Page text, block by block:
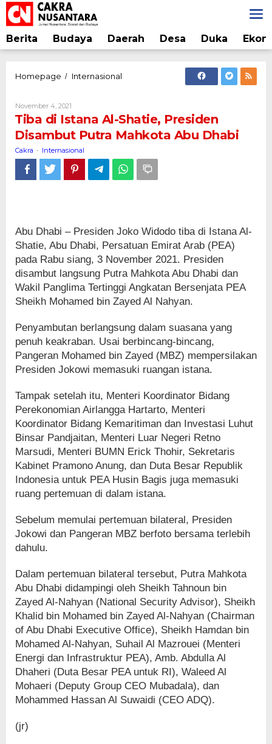
Lewati
ke
konten
Berita Budaya Daerah Desa Duka
Homepage / Internasional
Shatie,
Presiden
Putra
Mahkota
November 4, 2021
Cakra
Tiba di Istana Al-Shatie, Presiden
Disambut Putra Mahkota Abu Dhabi
Cakra - Internasional
Abu Dhabi – Presiden Joko Widodo tiba di Istana Al-
Shatie, Abu Dhabi, Persatuan Emirat Arab (PEA)
pada Rabu siang, 3 November 2021. Presiden
disambut langsung Putra Mahkota Abu Dhabi dan
Wakil Panglima Tertinggi Angkatan Bersenjata PEA
Sheikh Mohamed bin Zayed Al Nahyan.
Penyambutan berlangsung dalam suasana yang
penuh keakraban. Usai berbincang-bincang,
Pangeran Mohamed bin Zayed (MBZ) mempersilakan
Presiden Jokowi memasuki ruangan istana.
Tampak setelah itu, Menteri Koordinator Bidang
Perekonomian Airlangga Hartarto, Menteri
Koordinator Bidang Kemaritiman dan Investasi Luhut
Binsar Pandjaitan, Menteri Luar Negeri Retno
Marsudi, Menteri BUMN Erick Thohir, Sekretaris
Kabinet Pramono Anung, dan Duta Besar Republik
Indonesia untuk PEA Husin Bagis juga memasuki
ruang pertemuan di dalam istana.
Sebelum memulai pertemuan bilateral, Presiden
Jokowi dan Pangeran MBZ berfoto bersama terlebih
dahulu.
Dalam pertemuan bilateral tersebut, Putra Mahkota
Abu Dhabi didampingi oleh Sheikh Tahnoun bin
Zayed Al-Nahyan (National Security Advisor), Sheikh
Khalid bin Mohamed bin Zayed Al-Nahyan (Chairman
of Abu Dhabi Executive Office), Sheikh Hamdan bin
Mohamed Al-Nahyan, Suhail Al Mazrouei (Menteri
Energi dan Infrastruktur PEA), Amb. Abdulla Al
Dhaheri (Duta Besar PEA untuk RI), Waleed Al
Mohaeri (Deputy Group CEO Mubadala), dan
Mohammed Hassan Al Suwaidi (CEO ADQ).
(jr)